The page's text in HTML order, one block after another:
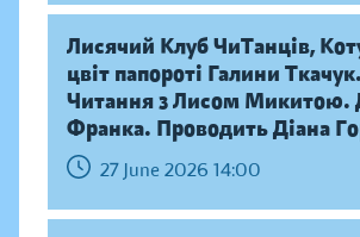
Лисячий Клуб ЧиТанців,
цвіт папороті Галини Ткачук.
Читання з Лисом Микитою.
Франка. Проводить Діана
27 June 2026 14:00